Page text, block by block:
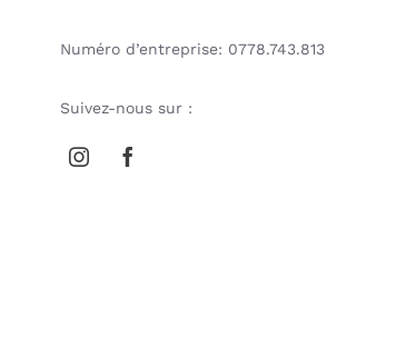
Numéro d’entreprise: 0778.743.813
Suivez-nous sur :